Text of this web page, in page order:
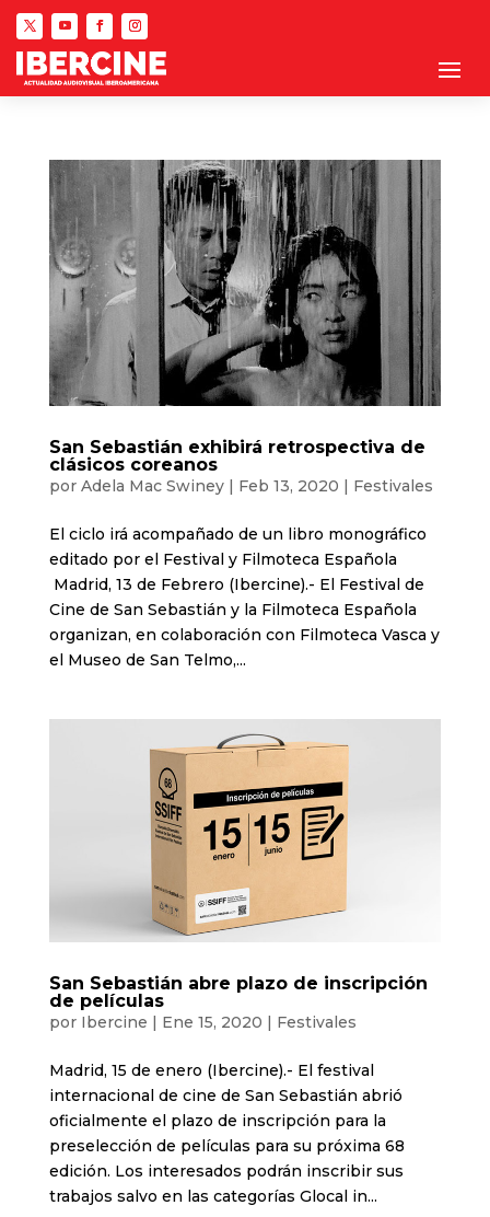
San Sebastián exhibirá retrospectiva de
clásicos coreanos
por Adela Mac Swiney| Feb 13, 2020 | Festivales
El ciclo irá acompañado de un libro monográfico
editado por el Festival y Filmoteca Española
Madrid, 13 de Febrero (Ibercine).- El Festival de
Cine de San Sebastián y la Filmoteca Española
organizan, en colaboración con Filmoteca Vasca y
el Museo de San Telmo,...
San Sebastián abre plazo de inscripción
de películas
por Ibercine | Ene 15, 2020 | Festivales
Madrid, 15 de enero (Ibercine).- El festival
internacional de cine de San Sebastián abrió
oficialmente el plazo de inscripción para la
preselección de películas para su próxima 68
edición. Los interesados podrán inscribir sus
trabajos salvo en las categorías Glocal in...